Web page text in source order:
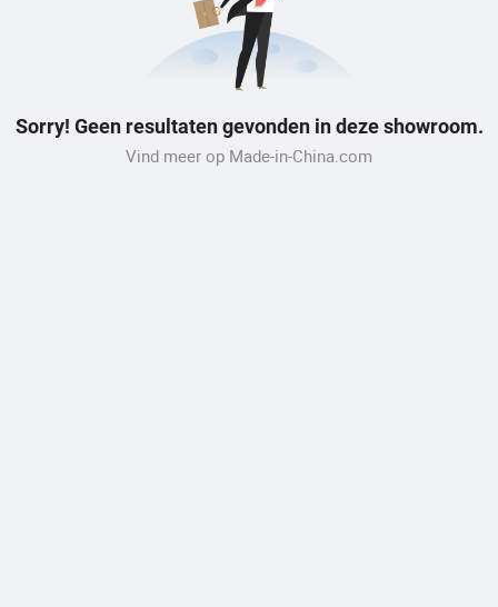
Sorry! Geen resultaten gevonden in deze showroom.
Vind meer op Made-in-China.com